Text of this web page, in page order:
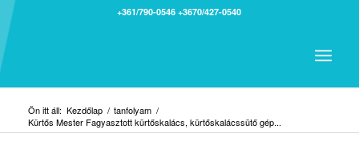
+361/790-0546 +3670/427-0540
Ön itt áll: Kezdőlap / tanfolyam /
Kürtős Mester Fagyasztott kürtőskalács, kürtőskalácssütő gép...